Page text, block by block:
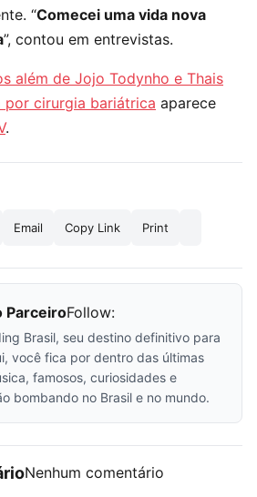
“Comecei uma vida nova
”, contou em entrevistas.
além de Jojo Todynho e Thais
por cirurgia bariátrica aparece
.
Email Copy Link Print
ParceiroFollow:
Brasil, seu destino definitivo para
você fica por dentro das últimas
famosos, curiosidades e
bombando no Brasil e no mundo.
Nenhum comentário